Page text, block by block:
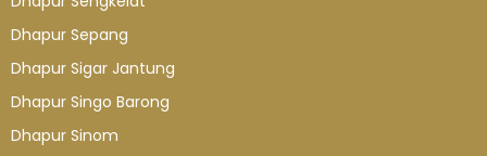
Dhapur Sepang
Dhapur Sigar Jantung
Dhapur Singo Barong
Dhapur Sinom